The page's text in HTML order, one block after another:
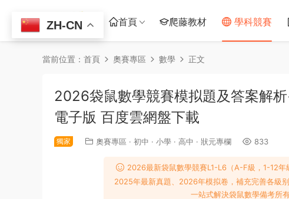
首頁 爬藤教材 學科競賽
當前位置： 首頁 奧賽專區 數學 正文
2026袋鼠數學競賽模拟題及答案解
電子版 百度雲網盤下載
獨家 奧賽專區 · 初中 · 小學 · 高中 · 狀元專欄 833
2026最新袋鼠數學競賽L1-L6（A-F級，1-12
2025年最新真題、2026年模拟卷，補充完善各級
一站式解決袋鼠數學備考所
ZH-CN